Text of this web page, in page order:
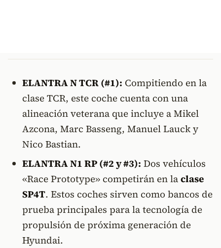
ELANTRA N TCR (#1): Compitiendo en la
clase TCR, este coche cuenta con una
alineación veterana que incluye a Mikel
Azcona, Marc Basseng, Manuel Lauck y
Nico Bastian.
ELANTRA N1 RP (#2 y #3): Dos vehículos
«Race Prototype» competirán en laclase
SP4T. Estos coches sirven como bancos de
prueba principales para la tecnología de
propulsión de próxima generación de
Hyundai.